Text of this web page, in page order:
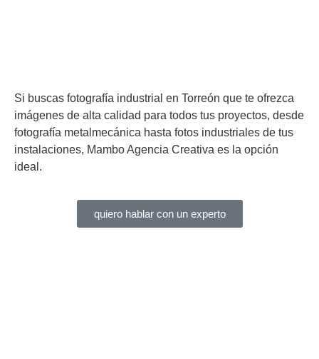
Si buscas fotografía industrial en Torreón que te ofrezca
imágenes de alta calidad para todos tus proyectos, desde
fotografía metalmecánica hasta fotos industriales de tus
instalaciones, Mambo Agencia Creativa es la opción
ideal.
quiero hablar con un experto